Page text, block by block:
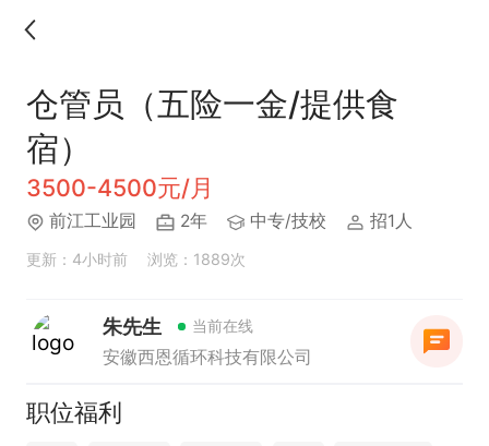
仓管员（五险一金/提供食
宿）
3500-4500元/月
前江工业园 2年 中专/技校 招1人
更新：4小时前 浏览：1889次
朱先生 当前在线
安徽西恩循环科技有限公司
职位福利